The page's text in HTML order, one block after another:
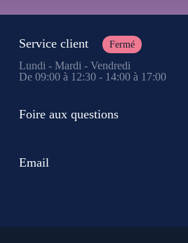
Service client Fermé
Lundi - Mardi - Vendredi
De 09:00 à 12:30 - 14:00 à 17:00
Foire aux questions
Email